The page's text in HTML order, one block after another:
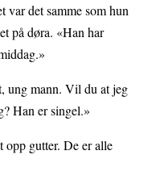
var det samme som hun
på døra. «Han har
ung mann. Vil du at jeg
Han er singel.»
opp gutter. De er alle